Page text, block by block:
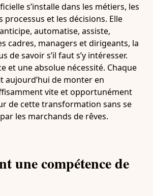
s’installe dans les métiers, les
processus et les décisions. Elle
automatise, assiste,
cadres, managers et dirigeants, la
de savoir s’il faut s’y intéresser.
et une absolue nécessité. Chaque
aujourd’hui de monter en
vite et opportunément
de cette transformation sans se
les marchands de rêves.
une compétence de